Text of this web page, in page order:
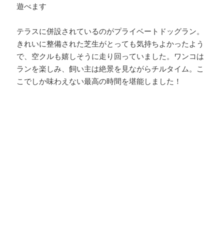
遊べます
テラスに併設されているのがプライベートドッグラン。
きれいに整備された芝生がとっても気持ちよかったよう
で、空クルも嬉しそうに走り回っていました。ワンコは
ランを楽しみ、飼い主は絶景を見ながらチルタイム。こ
こでしか味わえない最高の時間を堪能しました！